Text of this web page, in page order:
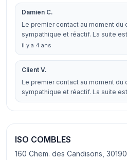
Damien C.
Le premier contact au moment
sympathique et réactif. La suite
il y a 4 ans
Client V.
Le premier contact au moment
sympathique et réactif. La suite
ISO COMBLES
160 Chem. des Candisons,